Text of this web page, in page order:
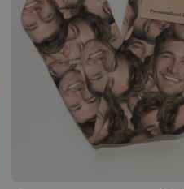
plus de 400
exemplaires
vendus
personnalisées
animal de
plus de
14.000
exemplaires
vendus